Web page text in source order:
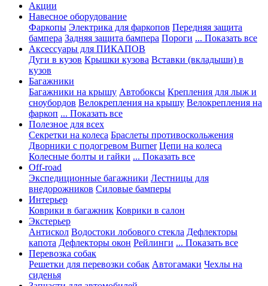
Акции
Навесное оборудование
Фаркопы Электрика для фаркопов Передняя защита
бампера Задняя защита бампера Пороги ... Показать все
Аксессуары для ПИКАПОВ
Дуги в кузов Крышки кузова Вставки (вкладыши) в
кузов
Багажники
Багажники на крышу Автобоксы Крепления для лыж и
сноубордов Велокрепления на крышу Велокрепления на
фаркоп ... Показать все
Полезное для всех
Секретки на колеса Браслеты противоскольжения
Дворники с подогревом Burner Цепи на колеса
Колесные болты и гайки ... Показать все
Off-road
Экспедиционные багажники Лестницы для
внедорожников Силовые бамперы
Интерьер
Коврики в багажник Коврики в салон
Экстерьер
Антискол Водостоки лобового стекла Дефлекторы
капота Дефлекторы окон Рейлинги ... Показать все
Перевозка собак
Решетки для перевозки собак Автогамаки Чехлы на
сиденья